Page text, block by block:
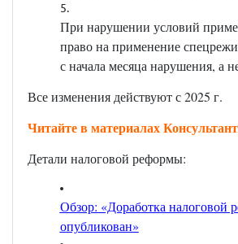
При нарушении условий
право на применение
с начала месяца нарушения, а
Все изменения действуют с 2025 г.
Читайте в материалах
Детали налоговой реформы:
Обзор: «Доработка налоговой
опубликован»